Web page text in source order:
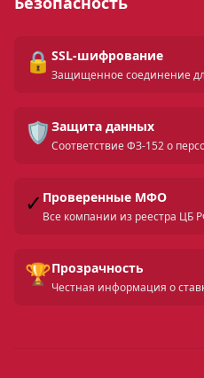
🔒 SSL-шифрование
Защищенное соединение
🛡️ Защита данных
Соответствие ФЗ-152 о
✓ Проверенные МФО
Все компании из реестра ЦБ
🏆Прозрачность
Честная информация о